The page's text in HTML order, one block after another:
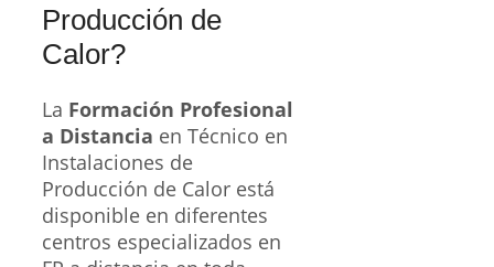
Producción de
Calor?
La Formación Profesional
a Distancia en Técnico en
Instalaciones de
Producción de Calor está
disponible en diferentes
centros especializados en